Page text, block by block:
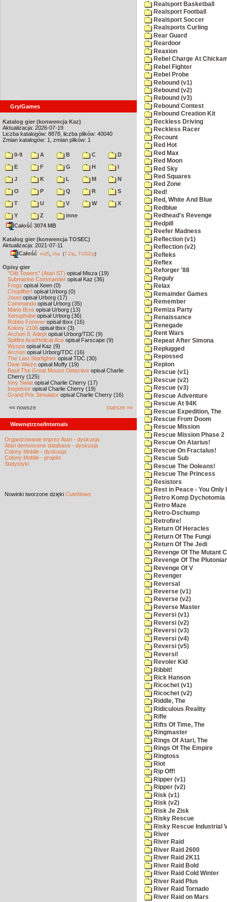
Gry/Games
Katalog gier (konwencja Kaz)
Aktualizacja: 2026-07-19
Liczba katalogów: 8878, liczba plików: 40040
Zmian katalogów: 1, zmian plików: 1
0-9 A B C
D
E
F G H
I
J
K L M
N
O
P Q R
S
T
U V W
X
Y
Z
inne
Całość 3074 MB
Katalog gier (konwencja TOSEC)
Aktualizacja: 2021-07-11
Całość md5 sha (7-Zip TUGZip)
Opisy gier
"Old Towers" (Atari ST) opisał Misza (19)
Submarine Commander opisał Kaz (36)
Frogs opisał Xeen (0)
Choplifter! opisał Urborg (0)
Joust opisał Urborg (17)
Commando opisał Urborg (35)
Mario Bros opisał Urborg (13)
Xenophobe opisał Urborg (36)
Robbo Forever opisał tbxx (16)
Kolony 2106 opisał tbxx (3)
Archon II: Adept opisał Urborg/TDC (9)
Spitfire Ace/Hellcat Ace opisał Farscape (9)
Wyspa opisał Kaz (9)
Archon opisał Urborg/TDC (16)
The Last Starfighter opisał TDC (30)
Dwie Wieże opisał Muffy (19)
Basil The Great Mouse Detective opisał Charlie
Cherry (125)
Inny Świat opisał Charlie Cherry (17)
Inspektor opisał Charlie Cherry (19)
Grand Prix Simulator opisał Charlie Cherry (16)
«« nowsze starsze »»
Wewnętrzne/Internals
Organizowanie imprez Atari - dyskusja
Atari demoscene database - dyskusja
Colony Mobile - dyskusja
Colony Mobile - projekt
Statystyki
Nowinki tworzone dzięki CuteNews
Realsport Basketball
Realsport Football
Realsport Soccer
Realsports Curling
Rear Guard
Reardoor
Reaxion
Rebel Charge At
Rebel Fighter
Rebel Probe
Rebound (v1)
Rebound (v2)
Rebound (v3)
Rebound Contest
Rebound Creation Kit
Reckless Driving
Reckless Racer
Recount
Red Hot
Red Max
Red Moon
Red Sky
Red Squares
Red Zone
Red!
Red, White And Blue
Redblue
Redhead's Revenge
Redpill
Reefer Madness
Reflection (v1)
Reflection (v2)
Refleks
Reflex
Reforger '88
Reguly
Relax
Remainder Games
Remember
Remiza Party
Renaissance
Renegade
Rent Wars
Repeat After Simona
Replugged
Repossed
Repton
Rescue (v1)
Rescue (v2)
Rescue (v3)
Rescue Adventure
Rescue At 94K
Rescue Expedition, The
Rescue From Doom
Rescue Mission
Rescue Mission Phase 2
Rescue On Atarius!
Rescue On Fractalus!
Rescue Sub
Rescue The Ooleans!
Rescue The Princess
Resistors
Rest in Peace - You Only
Retro Komp Dychotomia
Retro Maze
Retro-Dschump
Retrofire!
Return Of Heracles
Return Of The Fungi
Return Of The Jedi
Revenge Of The Mutant
Revenge Of The
Revenge Of V
Revenger
Reversal
Reverse (v1)
Reverse (v2)
Reverse Master
Reversi (v1)
Reversi (v2)
Reversi (v3)
Reversi (v4)
Reversi (v5)
Reversi!
Revoler Kid
Ribbit!
Rick Hanson
Ricochet (v1)
Ricochet (v2)
Riddle, The
Ridiculous Reality
Rifle
Rifts Of Time, The
Ringmaster
Rings Of Atari, The
Rings Of The Empire
Ringtoss
Riot
Rip Off!
Ripper (v1)
Ripper (v2)
Risk (v1)
Risk (v2)
Risk Je Zisk
Risky Rescue
Risky Rescue Industrial
River
River Raid
River Raid 2600
River Raid 2K11
River Raid Bold
River Raid Cold Winter
River Raid Plus
River Raid Tornado
River Raid on Mars